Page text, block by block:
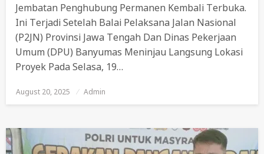
Jembatan Penghubung Permanen Kembali Terbuka.
Ini Terjadi Setelah Balai Pelaksana Jalan Nasional
(P2JN) Provinsi Jawa Tengah Dan Dinas Pekerjaan
Umum (DPU) Banyumas Meninjau Langsung Lokasi
Proyek Pada Selasa, 19…
Posted
On
August 20, 2025 Admin